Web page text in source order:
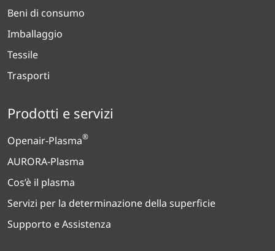
Beni di consumo
Imballaggio
Tessile
Trasporti
Prodotti e servizi
Openair-Plasma®
AURORA-Plasma
Cos’è il plasma
Servizi per la determinazione della superficie
Supporto e Assistenza